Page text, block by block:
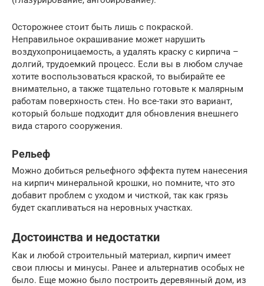
Осторожнее стоит быть лишь с покраской.
Неправильное окрашивание может нарушить
воздухопроницаемость, а удалять краску с кирпича –
долгий, трудоемкий процесс. Если вы в любом случае
хотите воспользоваться краской, то выбирайте ее
внимательно, а также тщательно готовьте к малярным
работам поверхность стен. Но все-таки это вариант,
который больше подходит для обновления внешнего
вида старого сооружения.
Рельеф
Можно добиться рельефного эффекта путем нанесения
на кирпич минеральной крошки, но помните, что это
добавит проблем с уходом и чисткой, так как грязь
будет скапливаться на неровных участках.
Достоинства и недостатки
Как и любой строительный материал, кирпич имеет
свои плюсы и минусы. Ранее и альтернатив особых не
было. Еще можно было построить деревянный дом, из